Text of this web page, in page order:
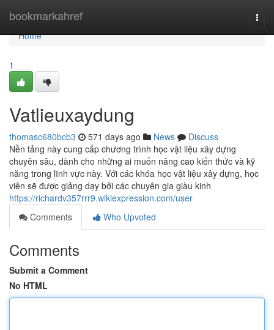
bookmarkahref
Home
Home
1
Vatlieuxaydung
thomasc680bcb3 571 days ago News
Discuss
Nền tảng này cung cấp chương trình học vật liệu xây dựng
chuyên sâu, dành cho những ai muốn nâng cao kiến thức và kỹ
năng trong lĩnh vực này. Với các khóa học vật liệu xây dựng, học
viên sẽ được giảng dạy bởi các chuyên gia giàu kinh
https://richardv357rrr9.wikiexpression.com/user
Comments
Who Upvoted
Comments
Submit a Comment
No HTML